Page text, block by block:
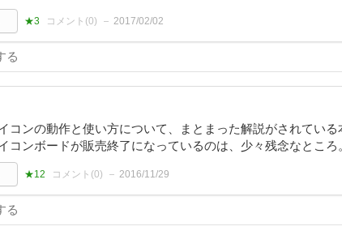
★3 コメント(0) 2017/02/02
コンの動作と使い方について、まとまった解説がされている
コンボードが販売終了になっているのは、少々残念なところ
★12 コメント(0) 2016/11/29